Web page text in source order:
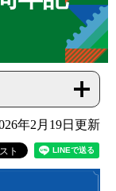
年2月19日更新